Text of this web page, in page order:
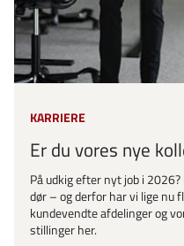
KARRIERE
Er du vores nye
På udkig efter nyt job i
dør – og derfor har vi lige nu
kundevendte afdelinger og
stillinger her.